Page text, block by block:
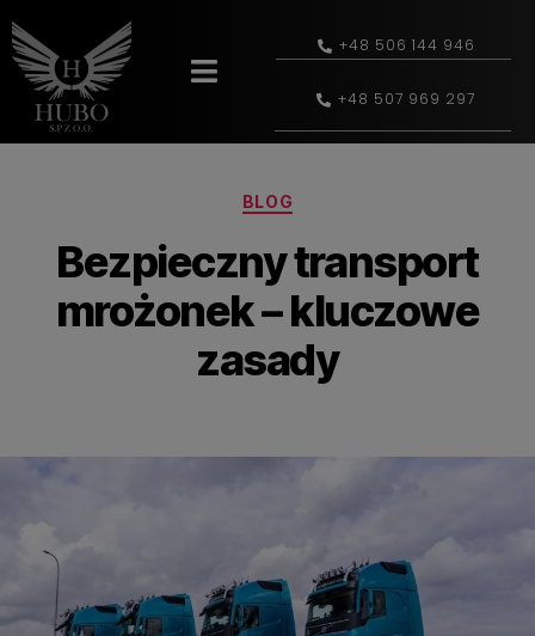
+48 506 144 946
+48 507 969 297
BLOG
Bezpieczny transport
mrożonek – kluczowe
zasady